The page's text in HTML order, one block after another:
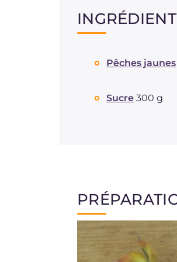
Pêches jaunes
Sucre 300 g